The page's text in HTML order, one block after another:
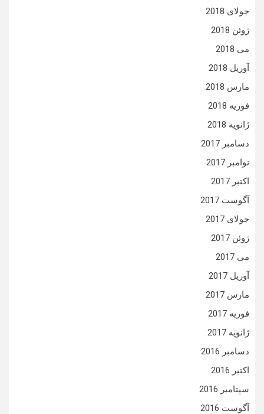
جولای 2018
ژوئن 2018
می 2018
آوریل 2018
مارس 2018
فوریه 2018
ژانویه 2018
دسامبر 2017
نوامبر 2017
اکتبر 2017
آگوست 2017
جولای 2017
ژوئن 2017
می 2017
آوریل 2017
مارس 2017
فوریه 2017
ژانویه 2017
دسامبر 2016
اکتبر 2016
سپتامبر 2016
آگوست 2016